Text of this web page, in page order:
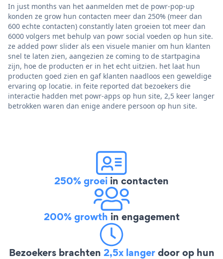
In just months van het aanmelden met de powr-pop-up
konden ze grow hun contacten meer dan 250% (meer dan
600 echte contacten) constantly laten groeien tot meer dan
6000 volgers met behulp van powr social voeden op hun site.
ze added powr slider als een visuele manier om hun klanten
snel te laten zien, aangezien ze coming to de startpagina
zijn, hoe de producten er in het echt uitzien. het laat hun
producten goed zien en gaf klanten naadloos een geweldige
ervaring op locatie. in feite reported dat bezoekers die
interactie hadden met powr-apps op hun site, 2,5 keer langer
betrokken waren dan enige andere persoon op hun site.
250% groei in contacten
200% growth in engagement
Bezoekers brachten 2,5x langerdoor op hun